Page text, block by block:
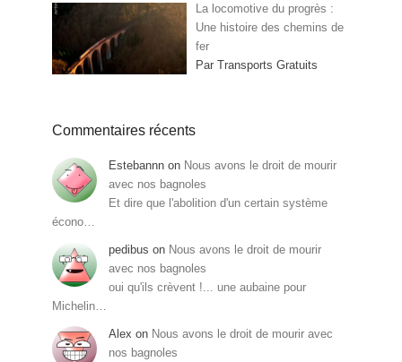
La locomotive du progrès :
Une histoire des chemins de
fer
Par Transports Gratuits
Commentaires récents
Estebannn on Nous avons le droit de mourir
avec nos bagnoles
Et dire que l'abolition d'un certain système
écono…
pedibus on Nous avons le droit de mourir
avec nos bagnoles
oui qu'ils crèvent !... une aubaine pour
Michelin…
Alex on Nous avons le droit de mourir avec
nos bagnoles